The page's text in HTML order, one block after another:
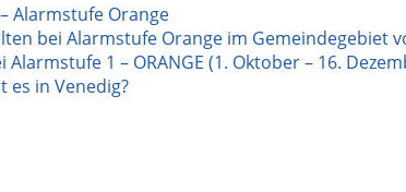
Alarmstufe Orange
bei Alarmstufe Orange im Gemeindegebiet
Alarmstufe 1 – ORANGE (1. Oktober – 16.
es in Venedig?